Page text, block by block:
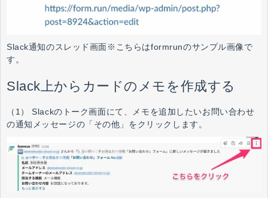
Slack通知のスレッド画面※こちらはformrunのサンプル画像で
す。
Slack上からカードのメモを作成する
（1） Slackのトーク画面にて、メモを追加したいお問い合わせ
の通知メッセージの「その他」をクリックします。